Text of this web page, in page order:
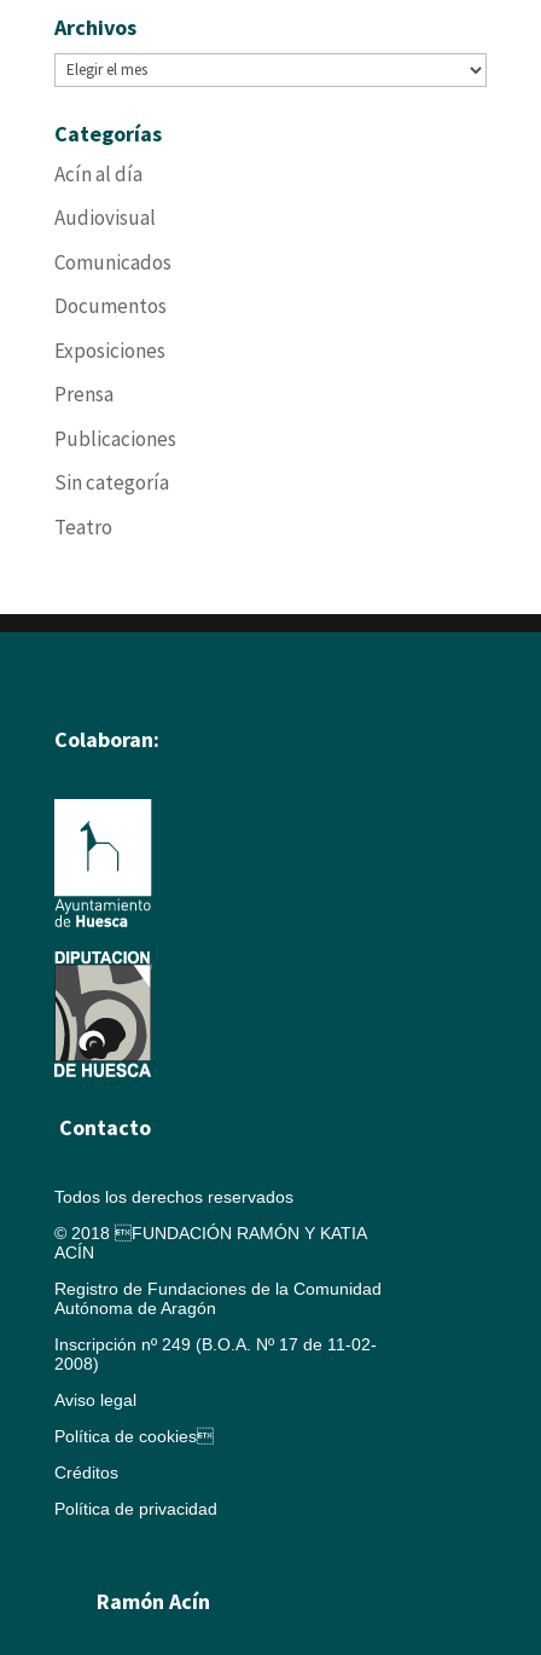
Archivos
Archivos
Categorías
Acín al día
Audiovisual
Comunicados
Documentos
Exposiciones
Prensa
Publicaciones
Sin categoría
Teatro
Colaboran:
Contacto
Todos los derechos reservados
© 2018 FUNDACIÓN RAMÓN Y KATIA
ACÍN
Registro de Fundaciones de la Comunidad
Autónoma de Aragón
Inscripción nº 249 (B.O.A. Nº 17 de 11-02-
2008)
Aviso legal
Política de cookies
Créditos
Política de privacidad
Ramón Acín